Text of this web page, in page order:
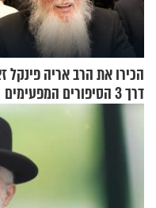
הכירו את הרב אריה פינקל
דרך 3 הסיפורים המפעימים